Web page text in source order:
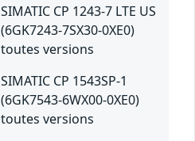
SIMATIC CP 1243-7 LTE US
(6GK7243-7SX30-0XE0)
toutes versions
SIMATIC CP 1543SP-1
(6GK7543-6WX00-0XE0)
toutes versions